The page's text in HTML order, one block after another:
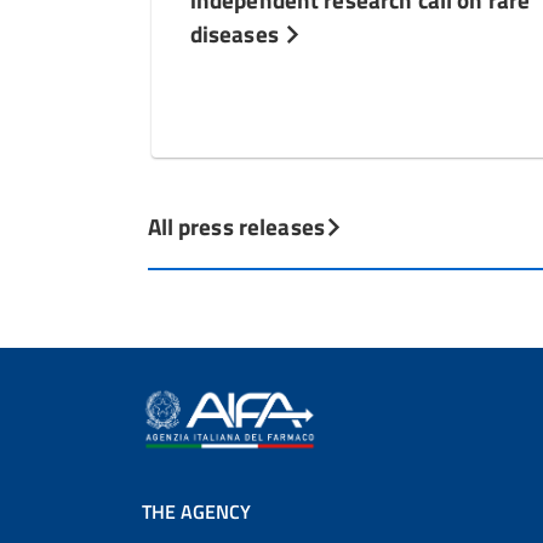
diseases
All press releases
THE AGENCY